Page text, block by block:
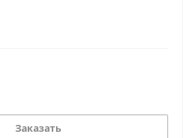
Заказать